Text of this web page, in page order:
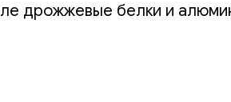
дрожжевые белки и